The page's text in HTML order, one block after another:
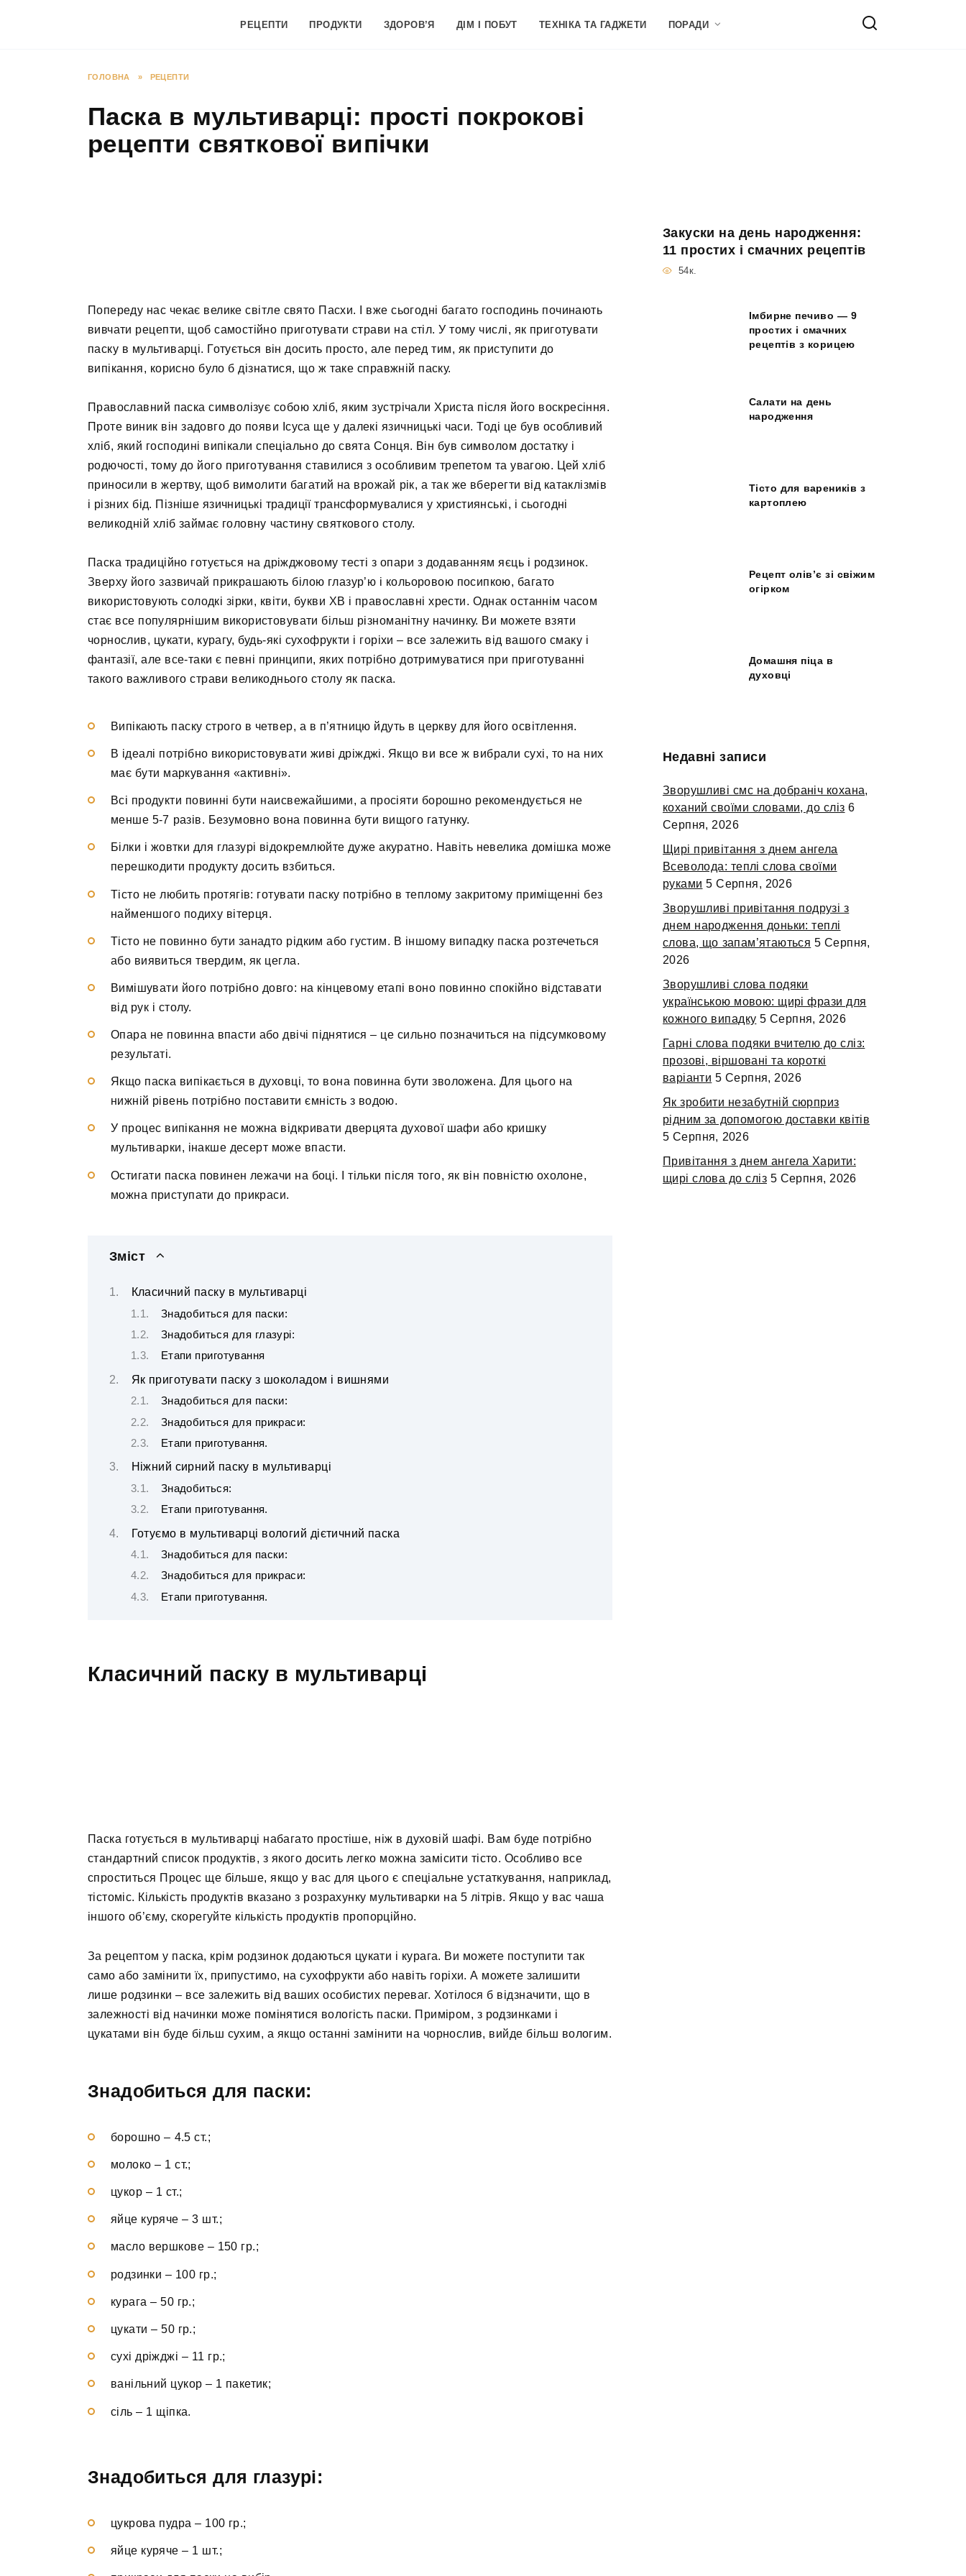
РЕЦЕПТИ ПРОДУКТИ ЗДОРОВ’Я ДІМ І ПОБУТ ТЕХНІКА ТА ГАДЖЕТИ ПОРАДИ
ГОЛОВНА » РЕЦЕПТИ
Паска в мультиварці: прості покрокові
рецепти святкової випічки
Попереду нас чекає велике світле свято Пасхи. І вже сьогодні багато господинь починають
вивчати рецепти, щоб самостійно приготувати страви на стіл. У тому числі, як приготувати
паску в мультиварці. Готується він досить просто, але перед тим, як приступити до
випікання, корисно було б дізнатися, що ж таке справжній паску.
Православний паска символізує собою хліб, яким зустрічали Христа після його воскресіння.
Проте виник він задовго до появи Ісуса ще у далекі язичницькі часи. Тоді це був особливий
хліб, який господині випікали спеціально до свята Сонця. Він був символом достатку і
родючості, тому до його приготування ставилися з особливим трепетом та увагою. Цей хліб
приносили в жертву, щоб вимолити багатий на врожай рік, а так же вберегти від катаклізмів
і різних бід. Пізніше язичницькі традиції трансформувалися у християнські, і сьогодні
великодній хліб займає головну частину святкового столу.
Паска традиційно готується на дріжджовому тесті з опари з додаванням яєць і родзинок.
Зверху його зазвичай прикрашають білою глазур’ю і кольоровою посипкою, багато
використовують солодкі зірки, квіти, букви ХВ і православні хрести. Однак останнім часом
стає все популярнішим використовувати більш різноманітну начинку. Ви можете взяти
чорнослив, цукати, курагу, будь-які сухофрукти і горіхи – все залежить від вашого смаку і
фантазії, але все-таки є певні принципи, яких потрібно дотримуватися при приготуванні
такого важливого страви великоднього столу як паска.
Випікають паску строго в четвер, а в п’ятницю йдуть в церкву для його освітлення.
В ідеалі потрібно використовувати живі дріжджі. Якщо ви все ж вибрали сухі, то на них
має бути маркування «активні».
Всі продукти повинні бути наисвежайшими, а просіяти борошно рекомендується не
менше 5-7 разів. Безумовно вона повинна бути вищого гатунку.
Білки і жовтки для глазурі відокремлюйте дуже акуратно. Навіть невелика домішка може
перешкодити продукту досить взбиться.
Тісто не любить протягів: готувати паску потрібно в теплому закритому приміщенні без
найменшого подиху вітерця.
Тісто не повинно бути занадто рідким або густим. В іншому випадку паска розтечеться
або виявиться твердим, як цегла.
Вимішувати його потрібно довго: на кінцевому етапі воно повинно спокійно відставати
від рук і столу.
Опара не повинна впасти або двічі піднятися – це сильно позначиться на підсумковому
результаті.
Якщо паска випікається в духовці, то вона повинна бути зволожена. Для цього на
нижній рівень потрібно поставити ємність з водою.
У процес випікання не можна відкривати дверцята духової шафи або кришку
мультиварки, інакше десерт може впасти.
Остигати паска повинен лежачи на боці. І тільки після того, як він повністю охолоне,
можна приступати до прикраси.
Зміст
Класичний паску в мультиварці
Знадобиться для паски:
Знадобиться для глазурі:
Етапи приготування
Як приготувати паску з шоколадом і вишнями
Знадобиться для паски:
Знадобиться для прикраси:
Етапи приготування.
Ніжний сирний паску в мультиварці
Знадобиться:
Етапи приготування.
Готуємо в мультиварці вологий дієтичний паска
Знадобиться для паски:
Знадобиться для прикраси:
Етапи приготування.
Класичний паску в мультиварці
Паска готується в мультиварці набагато простіше, ніж в духовій шафі. Вам буде потрібно
стандартний список продуктів, з якого досить легко можна замісити тісто. Особливо все
спроститься Процес ще більше, якщо у вас для цього є спеціальне устаткування, наприклад,
тістоміс. Кількість продуктів вказано з розрахунку мультиварки на 5 літрів. Якщо у вас чаша
іншого об’єму, скорегуйте кількість продуктів пропорційно.
За рецептом у паска, крім родзинок додаються цукати і курага. Ви можете поступити так
само або замінити їх, припустимо, на сухофрукти або навіть горіхи. А можете залишити
лише родзинки – все залежить від ваших особистих переваг. Хотілося б відзначити, що в
залежності від начинки може помінятися вологість паски. Приміром, з родзинками і
цукатами він буде більш сухим, а якщо останні замінити на чорнослив, вийде більш вологим.
Знадобиться для паски:
борошно – 4.5 ст.;
молоко – 1 ст.;
цукор – 1 ст.;
яйце куряче – 3 шт.;
масло вершкове – 150 гр.;
родзинки – 100 гр.;
курага – 50 гр.;
цукати – 50 гр.;
сухі дріжджі – 11 гр.;
ванільний цукор – 1 пакетик;
сіль – 1 щіпка.
Знадобиться для глазурі:
цукрова пудра – 100 гр.;
яйце куряче – 1 шт.;
Закуски на день народження:
11 простих і смачних рецептів
54к.
Імбирне печиво — 9
простих і смачних
рецептів з корицею
Салати на день
народження
Тісто для вареників з
картоплею
Рецепт олів’є зі свіжим
огірком
Домашня піца в
духовці
Недавні записи
Зворушливі смс на добраніч кохана,
коханий своїми словами, до сліз 6
Серпня, 2026
Щирі привітання з днем ангела
Всеволода: теплі слова своїми
руками 5 Серпня, 2026
Зворушливі привітання подрузі з
днем народження доньки: теплі
слова, що запам’ятаються 5 Серпня,
2026
Зворушливі слова подяки
українською мовою: щирі фрази для
кожного випадку 5 Серпня, 2026
Гарні слова подяки вчителю до сліз:
прозові, віршовані та короткі
варіанти 5 Серпня, 2026
Як зробити незабутній сюрприз
рідним за допомогою доставки квітів
5 Серпня, 2026
Привітання з днем ангела Харити:
щирі слова до сліз 5 Серпня, 2026